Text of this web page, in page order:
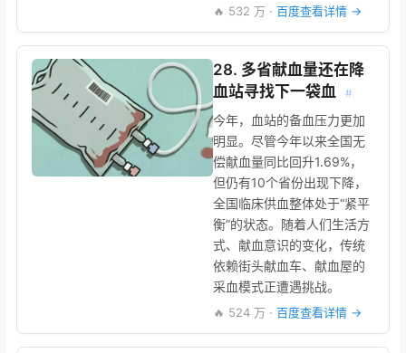
🔥 532 万 · 百度查看详情 →
28. 多省献血量还在降
血站寻找下一袋血
#
今年，血站的备血压力更加
明显。尽管今年以来全国无
偿献血量同比回升1.69%，
但仍有10个省份出现下降，
全国临床供血整体处于“紧平
衡”的状态。随着人们生活方
式、献血意识的变化，传统
依赖街头献血车、献血屋的
采血模式正遭遇挑战。
🔥 524 万 · 百度查看详情 →